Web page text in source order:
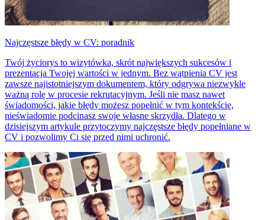
Najczęstsze błędy w CV: poradnik
Twój życiorys to wizytówka, skrót największych sukcesów i
prezentacja Twojej wartości w jednym. Bez wątpienia CV jest
zawsze najistotniejszym dokumentem, który odgrywa niezwykle
ważną rolę w procesie rekrutacyjnym. Jeśli nie masz nawet
świadomości, jakie błędy możesz popełnić w tym kontekście,
nieświadomie podcinasz swoje własne skrzydła. Dlatego w
dzisiejszym artykule przytoczymy najczęstsze błędy popełniane w
CV i pozwolimy Ci się przed nimi uchronić.